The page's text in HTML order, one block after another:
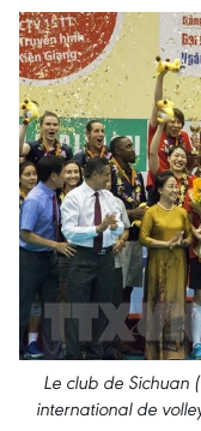
Le club de Sichuan
international de